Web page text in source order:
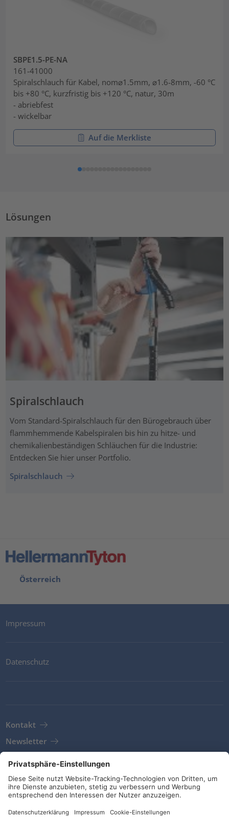
SBPE1.5-PE-NA
161-41000
Spiralschlauch für Kabel, nom⌀1.5mm, ⌀1.6-8mm, -60 °C
bis +80 °C, kurzfristig bis +120 °C, natur, 30m
- abriebfest
- wickelbar
Auf die Merkliste
Lösungen
Spiralschlauch
Vom Standard-Spiralschlauch für den Bürogebrauch über
flammhemmende Kabelspiralen bis hin zu hitze- und
chemikalienbeständigen Schläuchen für die Industrie:
Entdecken Sie hier unser Portfolio.
Spiralschlauch
Österreich
Impressum
Datenschutz
Kontakt
Newsletter
AGB
Richtlinien und Bekenntnisse